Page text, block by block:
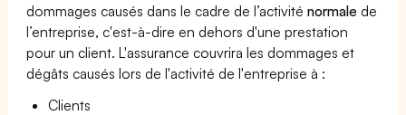
dommages causés dans le cadre de l’activiténormale de
l’entreprise, c'est-à-dire en dehors d'une prestation
pour un client. L'assurance couvrira les dommages et
dégâts causés lors de l'activité de l'entreprise à :
Clients